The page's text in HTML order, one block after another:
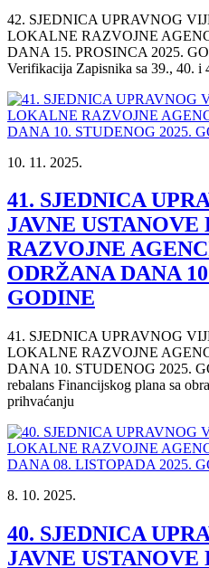
42. SJEDNICA UPRAVNOG
LOKALNE RAZVOJNE
DANA 15. PROSINCA 2025.
Verifikacija Zapisnika sa 39., 40. i
10. 11. 2025.
41. SJEDNICA
JAVNE
RAZVOJNE
ODRŽANA DANA
GODINE
41. SJEDNICA UPRAVNOG
LOKALNE RAZVOJNE
DANA 10. STUDENOG 2025.
rebalans Financijskog plana sa
prihvaćanju
8. 10. 2025.
40. SJEDNICA
JAVNE